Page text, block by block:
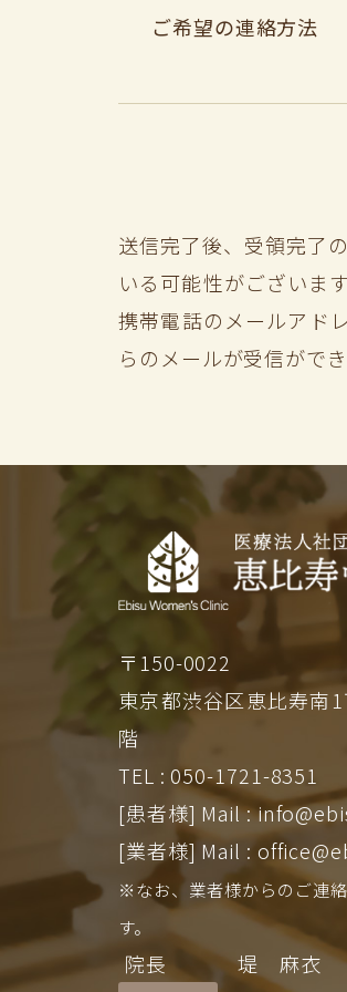
ご希望の連絡方法
送信完了後、受領完了
いる可能性がございま
携帯電話のメールアド
らのメールが受信がで
〒150-0022
東京都渋谷区恵比寿南
階
TEL : 050-1721-8351
[患者様] Mail :
[業者様] Mail :
※なお、業者様からのご連
す。
院長
堤 麻衣